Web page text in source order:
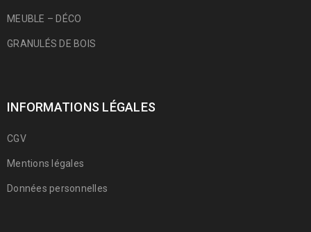
MEUBLE – DÉCO
GRANULÉS DE BOIS
INFORMATIONS LÉGALES
CGV
Mentions légales
Données personnelles